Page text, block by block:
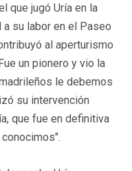
que jugó Uría en la
su labor en el Paseo
al aperturismo
un pionero y vio la
le debemos
su intervención
que fue en definitiva